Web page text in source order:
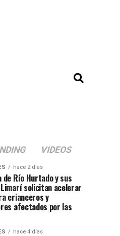
VIDEOS
hace 2 días
de Río Hurtado y sus
solicitan acelerar
crianceros y
afectados por las
hace 4 días